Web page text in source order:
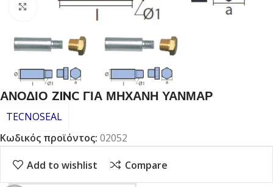
Click to enlarge
ΑΝΟΔΙΟ ZINC ΓΙΑ ΜΗΧΑΝΗ ΥΑΝΜΑΡ
TECNOSEAL
Κωδικός προϊόντος: 02052
Add to wishlist Compare